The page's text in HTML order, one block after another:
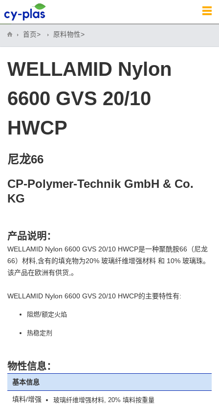
首页> 原料物性>
WELLAMID Nylon
6600 GVS 20/10
HWCP
尼龙66
CP-Polymer-Technik GmbH & Co.
KG
产品说明：
WELLAMID Nylon 6600 GVS 20/10 HWCP是一种聚酰胺66（尼龙
66）材料,含有的填充物为20% 玻璃纤维增强材料 和 10% 玻璃珠。
该产品在欧洲有供货,。
WELLAMID Nylon 6600 GVS 20/10 HWCP的主要特性有:
阻燃/额定火焰
热稳定剂
物性信息：
基本信息
填料/增强
玻璃纤维增强材料, 20% 填料按重量